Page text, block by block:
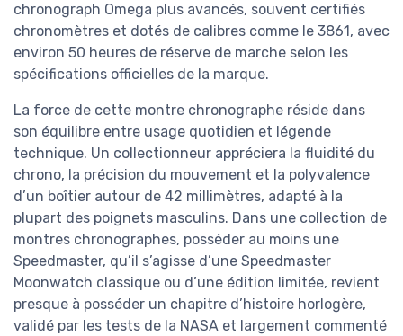
chronograph Omega plus avancés, souvent certifiés
chronomètres et dotés de calibres comme le 3861, avec
environ 50 heures de réserve de marche selon les
spécifications officielles de la marque.
La force de cette montre chronographe réside dans
son équilibre entre usage quotidien et légende
technique. Un collectionneur appréciera la fluidité du
chrono, la précision du mouvement et la polyvalence
d’un boîtier autour de 42 millimètres, adapté à la
plupart des poignets masculins. Dans une collection de
montres chronographes, posséder au moins une
Speedmaster, qu’il s’agisse d’une Speedmaster
Moonwatch classique ou d’une édition limitée, revient
presque à posséder un chapitre d’histoire horlogère,
validé par les tests de la NASA et largement commenté